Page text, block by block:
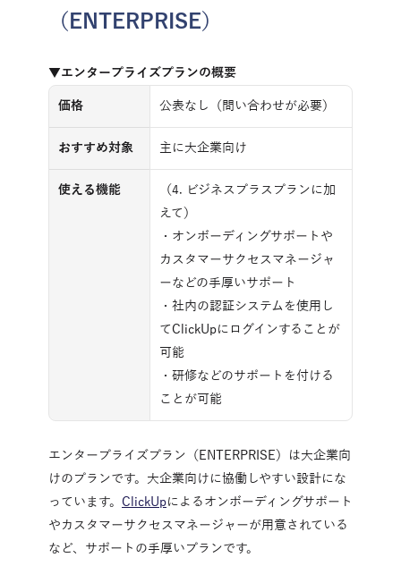
（ENTERPRISE）
▼エンタープライズプランの概要
価格 公表なし（問い合わせが必要）
おすすめ対象 主に大企業向け
使える機能
（4. ビジネスプラスプランに加
えて）
・オンボーディングサポートや
カスタマーサクセスマネージャ
ーなどの手厚いサポート
・社内の認証システムを使用し
てClickUpにログインすることが
可能
・研修などのサポートを付ける
ことが可能
エンタープライズプラン（ENTERPRISE）は大企業向
けのプランです。大企業向けに協働しやすい設計にな
っています。 ClickUpによるオンボーディングサポート
やカスタマーサクセスマネージャーが用意されている
など、サポートの手厚いプランです。